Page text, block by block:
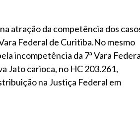
atração da competência dos
Federal de Curitiba.No mesmo
incompetência da 7ª Vara
Jato carioca, no HC 203.261,
na Justiça Federal em